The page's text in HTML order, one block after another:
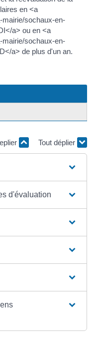
en <a
sochaux-en-
a> ou en <a
sochaux-en-
a> de plus d'un an.
Tout déplier
d'évaluation